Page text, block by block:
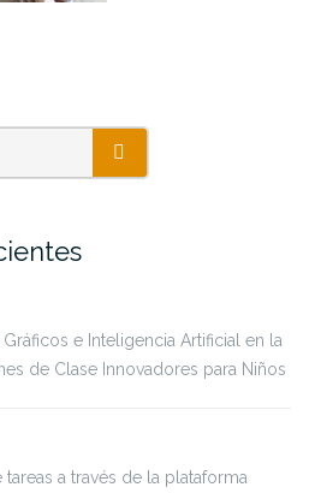
SEARCH
e Inteligencia Artificial en la
de Clase Innovadores para Niños
a través de la plataforma